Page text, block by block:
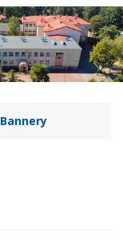
Bannery